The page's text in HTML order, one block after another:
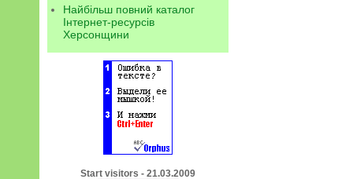
Найбільш повний каталог
Інтернет-ресурсів
Херсонщини
Start visitors - 21.03.2009